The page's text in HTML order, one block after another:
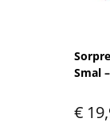
Smal
€